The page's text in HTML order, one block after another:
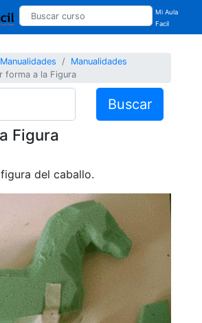
Mi Aula
Facil
Manualidades
Manualidades
forma a la Figura
Buscar
Figura
del caballo.